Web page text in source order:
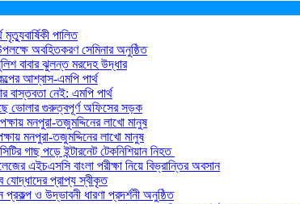
পালিত
অবহিতকরণ সেমিনার অনুষ্ঠিত
বাবার ঝুলন্ত মরদেহ উদ্ধার
আশ্বাস-এমপি পার্থ
বাস্তবতা নেই: এমপি পার্থ
ভোলার গুরুত্বপূর্ণ অফিসের সড়ক
মনপুরা-তজুমদ্দিনের লাখো মানুষ
মনপুরা-তজুমদ্দিনের লাখো মানুষ
গাছ পড়ে ইন্টারনেট টেকনিশিয়ান নিহত
এইচএসসি বাংলা পরীক্ষা নিয়ে বিভ্রান্তির অবসান
যোদ্ধাদের প্রাপ্য স্বীকৃত
প্রকল্প ও উদ্ভাবনী ধারণা প্রদর্শনী অনুষ্ঠিত